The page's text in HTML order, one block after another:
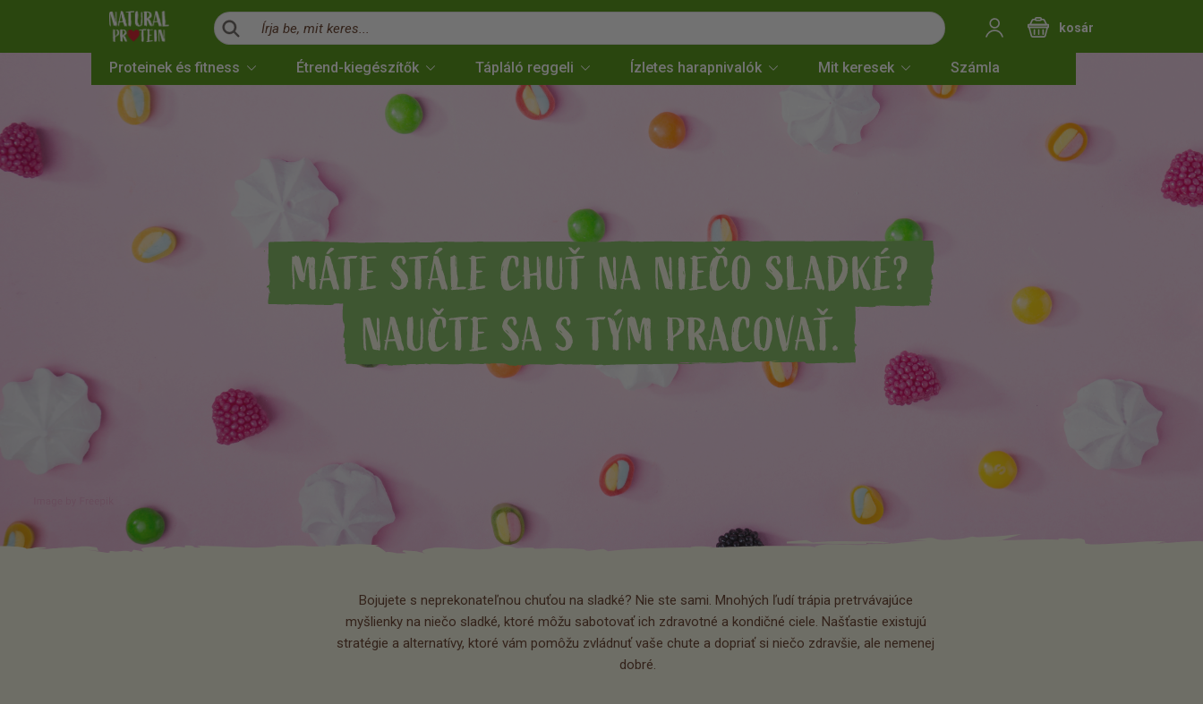
Írja be, mit keres... kosár
Proteinek és fitness Étrend-kiegészítők Tápláló reggeli Ízletes harapnivalók Mit keresek Számla
Chuť na niečo sladké
Bojujete s neprekonateľnou chuťou na sladké? Nie ste sami. Mnohých ľudí trápia pretrvávajúce
myšlienky na niečo sladké, ktoré môžu sabotovať ich zdravotné a kondičné ciele. Našťastie existujú
stratégie a alternatívy, ktoré vám pomôžu zvládnuť vaše chute a dopriať si niečo zdravšie, ale nemenej
dobré.